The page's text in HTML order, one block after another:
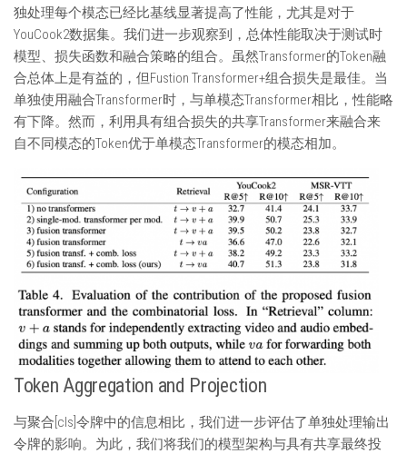
独处理每个模态已经比基线显著提高了性能，尤其是对于
YouCook2数据集。我们进一步观察到，总体性能取决于测试时
模型、损失函数和融合策略的组合。虽然Transformer的Token融
合总体上是有益的，但Fustion Transformer+组合损失是最佳。当
单独使用融合Transformer时，与单模态Transformer相比，性能略
有下降。然而，利用具有组合损失的共享Transformer来融合来
自不同模态的Token优于单模态Transformer的模态相加。
Token Aggregation and Projection
与聚合[cls]令牌中的信息相比，我们进一步评估了单独处理输出
令牌的影响。为此，我们将我们的模型架构与具有共享最终投